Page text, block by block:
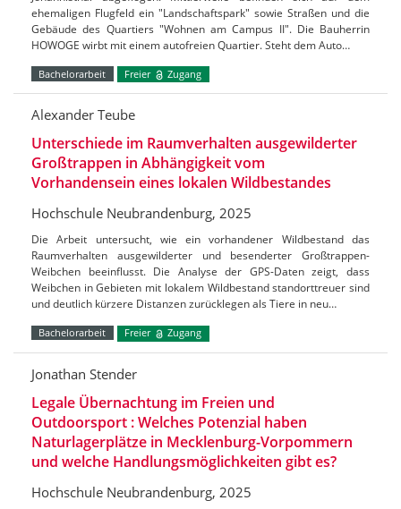
ehemaligen Flugfeld ein "Landschaftspark" sowie Straßen und die
Gebäude des Quartiers "Wohnen am Campus II". Die Bauherrin
HOWOGE wirbt mit einem autofreien Quartier. Steht dem Auto…
Bachelorarbeit Freier Zugang
Alexander Teube
Unterschiede im Raumverhalten ausgewilderter
Großtrappen in Abhängigkeit vom
Vorhandensein eines lokalen Wildbestandes
Hochschule Neubrandenburg, 2025
Die Arbeit untersucht, wie ein vorhandener Wildbestand das
Raumverhalten ausgewilderter und besenderter Großtrappen-
Weibchen beeinflusst. Die Analyse der GPS-Daten zeigt, dass
Weibchen in Gebieten mit lokalem Wildbestand standorttreuer sind
und deutlich kürzere Distanzen zurücklegen als Tiere in neu…
Bachelorarbeit Freier Zugang
Jonathan Stender
Legale Übernachtung im Freien und
Outdoorsport : Welches Potenzial haben
Naturlagerplätze in Mecklenburg-Vorpommern
und welche Handlungsmöglichkeiten gibt es?
Hochschule Neubrandenburg, 2025